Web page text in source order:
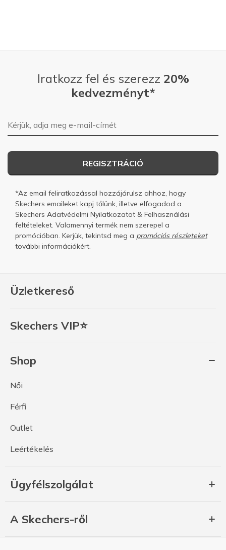
Üzletkereső
Skechers VIP⭐
Shop
Női
Férfi
Outlet
Leértékelés
Ügyfélszolgálat
A Skechers-ről
Iratkozz fel és szerezz 20%
kedvezményt*
E-mail-cím
REGISZTRÁCIÓ
*Az email feliratkozással hozzájárulsz ahhoz, hogy
Skechers emaileket kapj tőlünk, illetve elfogadod a
Skechers Adatvédelmi Nyilatkozatot & Felhasználási
feltételeket. Valamennyi termék nem szerepel a
promócióban. Kerjük, tekintsd meg a promóciós részleteket
további információkért.